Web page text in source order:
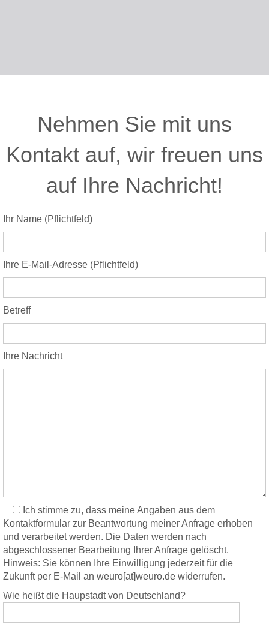
Nehmen Sie mit uns
Kontakt auf, wir freuen uns
auf Ihre Nachricht!
Bitte lasse dieses Feld leer.
Ihr Name (Pflichtfeld)
Ihre E-Mail-Adresse (Pflichtfeld)
Betreff
Bitte lasse dieses Feld leer.
Ihre Nachricht
Ich stimme zu, dass meine Angaben aus dem
Kontaktformular zur Beantwortung meiner Anfrage erhoben
und verarbeitet werden. Die Daten werden nach
abgeschlossener Bearbeitung Ihrer Anfrage gelöscht.
Hinweis: Sie können Ihre Einwilligung jederzeit für die
Zukunft per E-Mail an weuro[at]weuro.de widerrufen.
Wie heißt die Haupstadt von Deutschland?